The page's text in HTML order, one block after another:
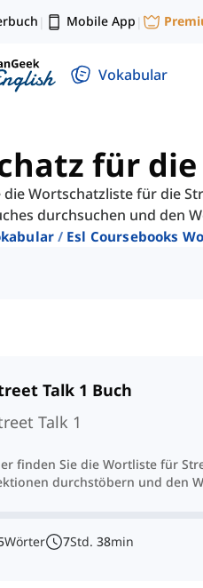
| Mobile App |
Vokabular
für die
Wortschatzliste für die
durchsuchen und den
Esl Coursebooks
Talk 1 Buch
Talk 1
finden Sie die Wortliste für
durchstöbern und den
Wörter 7Std. 38min